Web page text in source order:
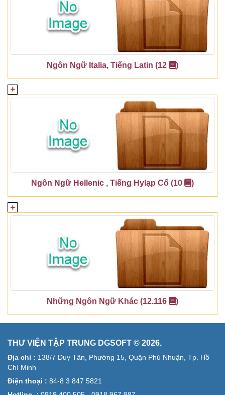
Ngôn Ngữ Italia, Tiếng Latin (12 )
Ngôn Ngữ Hellenic , Tiếng Hylạp Cổ (10 )
Những Ngôn Ngữ Khác (12.116 )
THƯ VIỆN TẬP TRUNG DGSOFT © 2026.
Địa chỉ : 138/7 Duy Tân, Phường 15, Quận Phú Nhuận, Tp. Hồ
Chí Minh
Điện thoại : 84-8 3 847 5821